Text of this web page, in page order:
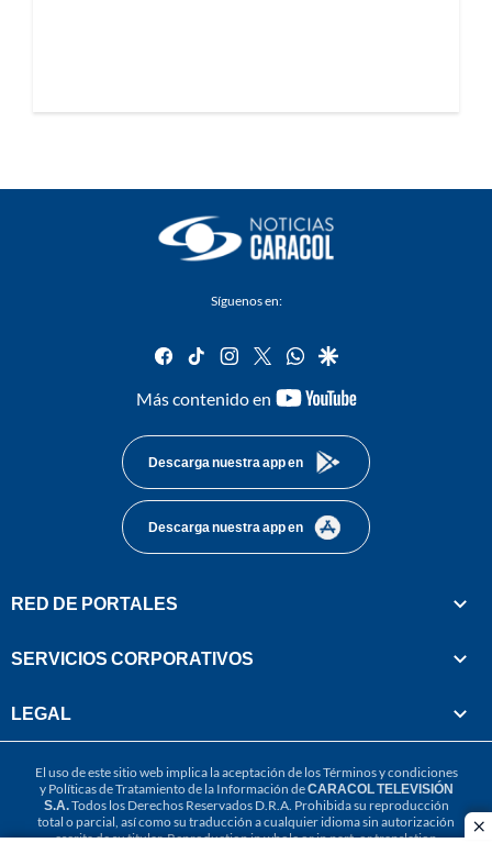
Síguenos en:
facebook
tiktok instagram
twitterwhatsapp
google
Más contenido en
youtube-
Descarga nuestra app en
Descarga nuestra app en
RED DE PORTALES
SERVICIOS CORPORATIVOS
LEGAL
El uso de este sitio web implica la aceptación de losTérminos y condiciones
y Políticas de Tratamiento de la Información deCARACOL TELEVISIÓN
S.A.Todos los Derechos Reservados D.R.A. Prohibida su reproducción
total o parcial, así como su traducción a cualquier idioma sin autorización
escrita de su titular. Reproduction in whole or in part, or translation